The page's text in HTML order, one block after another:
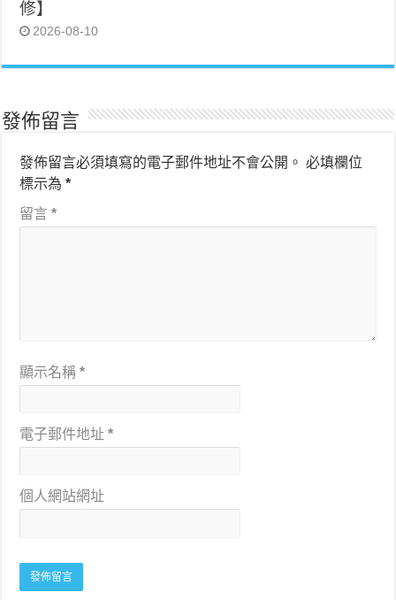
修】
2026-08-10
發佈留言
發佈留言必須填寫的電子郵件地址不會公開。 必填欄位
標示為*
留言*
顯示名稱*
電子郵件地址*
個人網站網址